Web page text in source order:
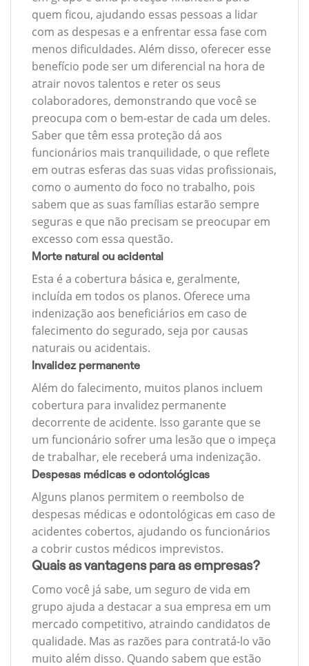
quem ficou, ajudando essas pessoas a lidar
com as despesas e a enfrentar essa fase com
menos dificuldades. Além disso, oferecer esse
benefício pode ser um diferencial na hora de
atrair novos talentos e reter os seus
colaboradores, demonstrando que você se
preocupa com o bem-estar de cada um deles.
Saber que têm essa proteção dá aos
funcionários mais tranquilidade, o que reflete
em outras esferas das suas vidas profissionais,
como o aumento do foco no trabalho, pois
sabem que as suas famílias estarão sempre
seguras e que não precisam se preocupar em
excesso com essa questão.
Morte natural ou acidental
Esta é a cobertura básica e, geralmente,
incluída em todos os planos. Oferece uma
indenização aos beneficiários em caso de
falecimento do segurado, seja por causas
naturais ou acidentais.
Invalidez permanente
Além do falecimento, muitos planos incluem
cobertura para invalidez permanente
decorrente de acidente. Isso garante que se
um funcionário sofrer uma lesão que o impeça
de trabalhar, ele receberá uma indenização.
Despesas médicas e odontológicas
Alguns planos permitem o reembolso de
despesas médicas e odontológicas em caso de
acidentes cobertos, ajudando os funcionários
a cobrir custos médicos imprevistos.
Quais as vantagens para as empresas?
Como você já sabe, um seguro de vida em
grupo ajuda a destacar a sua empresa em um
mercado competitivo, atraindo candidatos de
qualidade. Mas as razões para contratá-lo vão
muito além disso. Quando sabem que estão